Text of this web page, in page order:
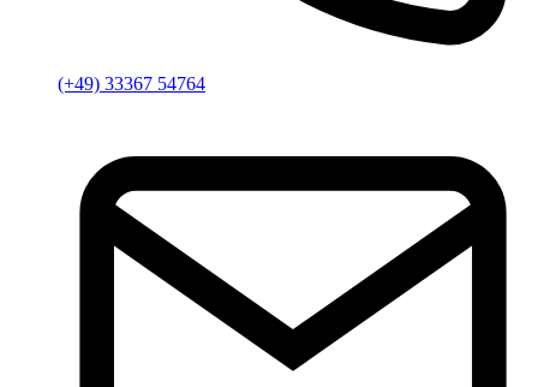
(+49) 33367 54764